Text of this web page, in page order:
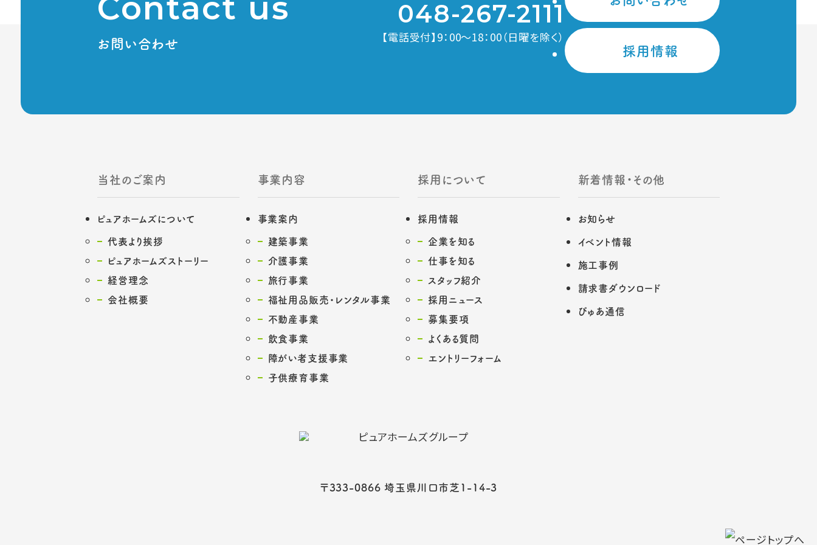
Contact us
お問い合わせ
048-267-2111
【電話受付】9：00～18：00（日曜を除く）
採用情報
当社のご案内
ピュアホームズについて
代表より挨拶
ピュアホームズストーリー
経営理念
会社概要
事業内容
事業案内
建築事業
介護事業
旅行事業
福祉用品販売・レンタル事業
不動産事業
飲食事業
障がい者支援事業
子供療育事業
採用について
採用情報
企業を知る
仕事を知る
スタッフ紹介
採用ニュース
募集要項
よくある質問
エントリーフォーム
新着情報・その他
お知らせ
イベント情報
施工事例
請求書ダウンロード
ぴゅあ通信
〒333-0866 埼玉県川口市芝1-14-3